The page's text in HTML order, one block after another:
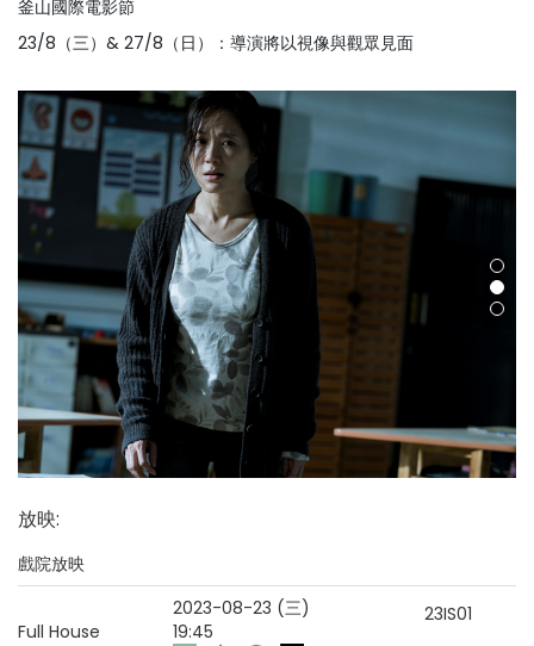
釜山國際電影節
23/8（三）& 27/8（日）：導演將以視像與觀眾見面
放映:
戲院放映
Full House
2023-08-23 (三)
19:45
23IS01